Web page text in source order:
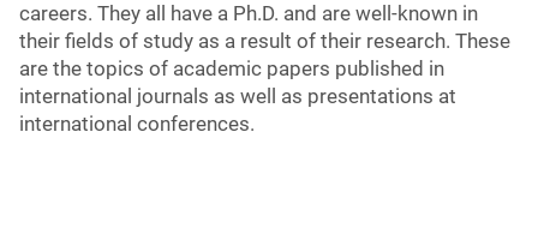
careers. They all have a Ph.D. and are well-known in
their fields of study as a result of their research. These
are the topics of academic papers published in
international journals as well as presentations at
international conferences.